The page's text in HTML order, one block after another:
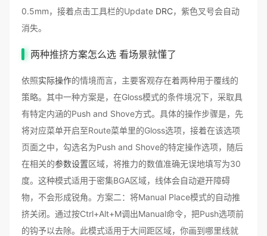
0.5mm，接着点击工具栏的Update DRC，紫色叉号会自动
消失。
两种推挤方案怎么选 看场景就懂了
依照实际操作的情境而言，主要客观存在着两种用于覆线的
策略。其中一种方案是，在Gloss模式的条件境况下，采取具
有特定内涵的Push and Shove方式。具体的操作步骤是，先
将对应菜单开启至Route菜单里的Gloss选项，接着在该选项
页面之中，勾选名为Push and Shove的特定操作选项，随后
在相关的参数设置区域，将推力的数值准确无误地填写为30
度。这种模式适用于密集BGA区域，线体会自动避开障碍
物，不会形成锐角。方案二：将Manual Place模式的自动推
挤关闭。通过按Ctrl+Alt+M调出Manual命令，把Push选项前
的钩予以去除。此模式适用于大间距区域，你画到哪里线就